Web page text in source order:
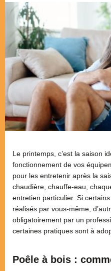
Le printemps, c’est la saison
fonctionnement de vos
pour les entretenir après la
chaudière, chauffe-eau,
entretien particulier. Si
réalisés par vous-même,
obligatoirement par un
certaines pratiques sont à
Poêle à bois :